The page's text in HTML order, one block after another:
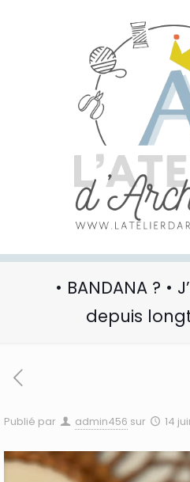
• BANDANA ? •
depuis
Publié par admin456 sur 14